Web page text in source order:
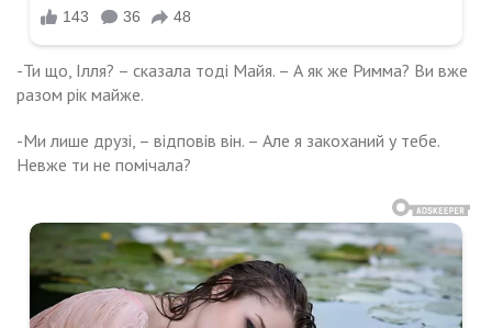
-Ти що, Ілля? – сказала тоді Майя. – А як же Римма? Ви вже
разом рік майже.
-Ми лише друзі, – відповів він. – Але я закоханий у тебе.
Невже ти не помічала?